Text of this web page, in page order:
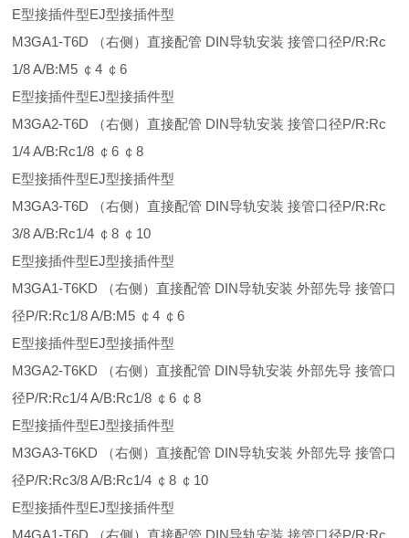
E型接插件型EJ型接插件型
M3GA1-T6D （右侧）直接配管 DIN导轨安装 接管口径P/R:Rc
1/8 A/B:M5 ￠4 ￠6
E型接插件型EJ型接插件型
M3GA2-T6D （右侧）直接配管 DIN导轨安装 接管口径P/R:Rc
1/4 A/B:Rc1/8 ￠6 ￠8
E型接插件型EJ型接插件型
M3GA3-T6D （右侧）直接配管 DIN导轨安装 接管口径P/R:Rc
3/8 A/B:Rc1/4 ￠8 ￠10
E型接插件型EJ型接插件型
M3GA1-T6KD （右侧）直接配管 DIN导轨安装 外部先导 接管口
径P/R:Rc1/8 A/B:M5 ￠4 ￠6
E型接插件型EJ型接插件型
M3GA2-T6KD （右侧）直接配管 DIN导轨安装 外部先导 接管口
径P/R:Rc1/4 A/B:Rc1/8 ￠6 ￠8
E型接插件型EJ型接插件型
M3GA3-T6KD （右侧）直接配管 DIN导轨安装 外部先导 接管口
径P/R:Rc3/8 A/B:Rc1/4 ￠8 ￠10
E型接插件型EJ型接插件型
M4GA1-T6D （右侧）直接配管 DIN导轨安装 接管口径P/R:Rc